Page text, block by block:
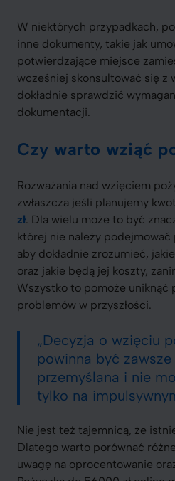
W niektórych przypadkach,
inne dokumenty, takie jak
potwierdzające miejsce
wcześniej skonsultować się z
dokładnie sprawdzić
dokumentacji.
Czy warto wziąć
Rozważania nad wzięciem
zwłaszcza jeśli planujemy
zł. Dla wielu może to być
której nie należy
aby dokładnie zrozumieć,
oraz jakie będą jej koszty,
Wszystko to pomoże uniknąć
problemów w przyszłości.
„Decyzja o wzięciu
powinna być
przemyślana i nie
tylko na
Nie jest też tajemnicą, że
Dlatego warto porównać
uwagę na oprocentowanie